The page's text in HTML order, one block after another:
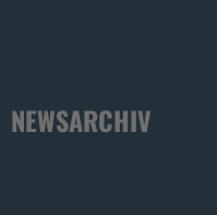
NEWSARCHIV